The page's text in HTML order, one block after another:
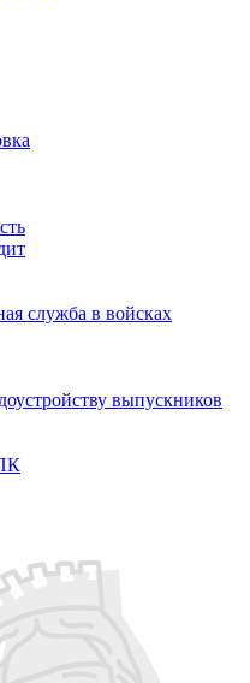
служба в войсках
выпускников